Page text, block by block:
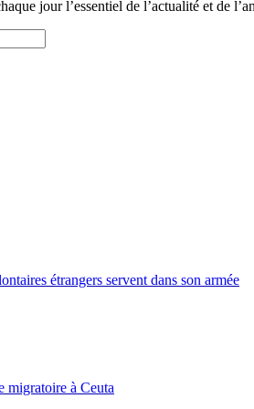
jour l’essentiel de l’actualité et de
étrangers servent dans son armée
migratoire à Ceuta